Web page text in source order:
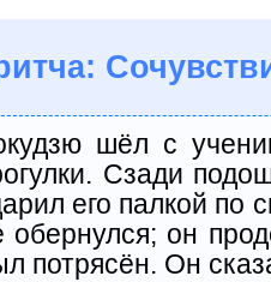
шёл с
Сзади
его палкой по
обернулся; он
потрясён. Он